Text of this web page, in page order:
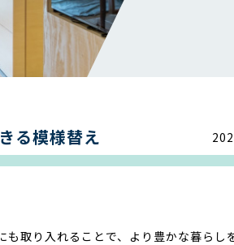
る模様替え
取り入れることで、より豊かな暮らし